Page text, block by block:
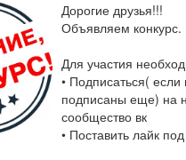
Дорогие друзья!!!
Объявляем конкурс.
Для участия
• Подписаться(
подписаны еще) на
сообщество вк
• Поставить лайк